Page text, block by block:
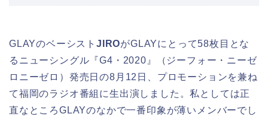
GLAYのベーシスト JIROがGLAYにとって58枚目とな
るニューシングル『G4・2020』（ジーフォー・ニーゼ
ロニーゼロ）発売日の8月12日、プロモーションを兼ね
て福岡のラジオ番組に生出演しました。私としては正
直なところGLAYのなかで一番印象が薄いメンバーでし